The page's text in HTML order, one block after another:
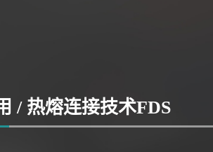
/ 热熔连接技术FDS